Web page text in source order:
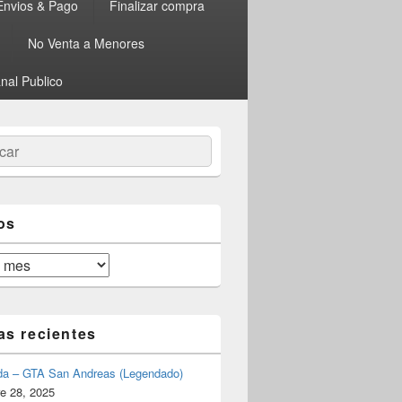
& Pago Finalizar compra
No Venta a Menores
Publico
recientes
– GTA San Andreas (Legendado)
28, 2025